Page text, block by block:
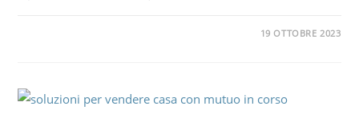
19 OTTOBRE 2023